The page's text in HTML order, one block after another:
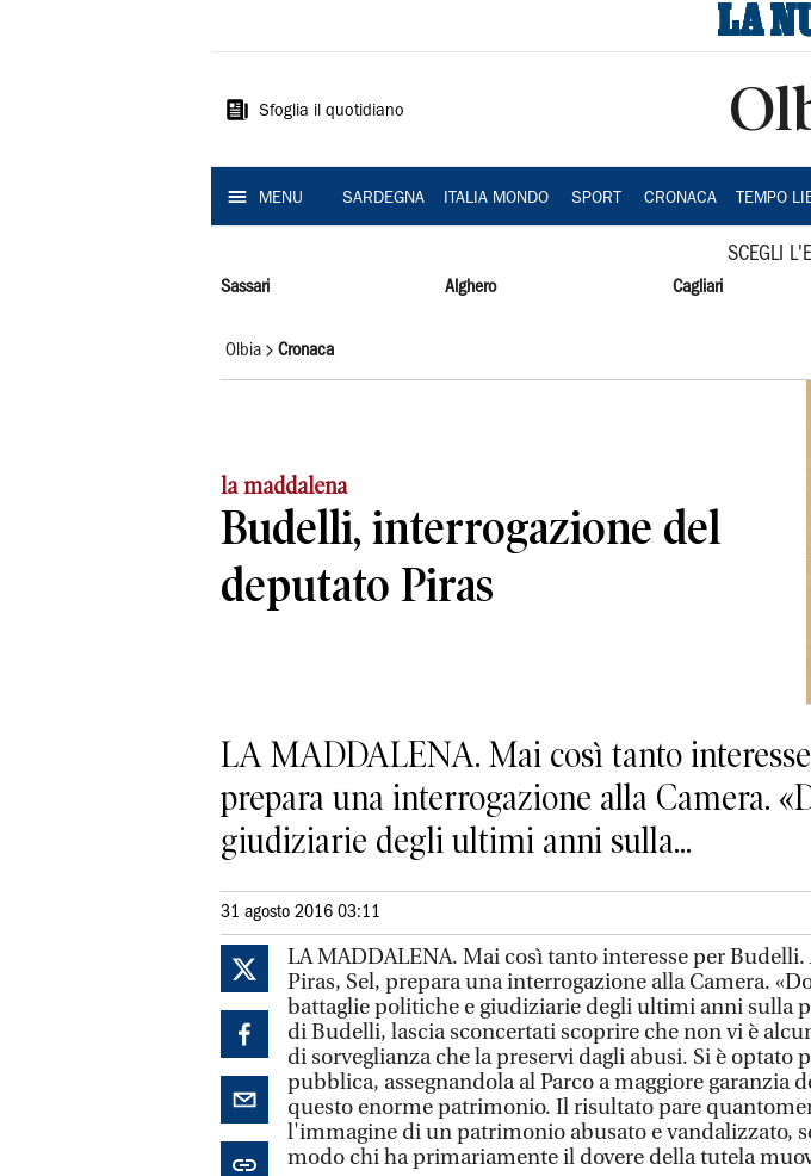
Sardegna
Sfoglia il quotidiano
MENU SARDEGNA ITALIA MONDO SPORT CRONACA TEMPO
SCEGLI
Sassari Alghero Cagliari
Olbia Cronaca
la maddalena
Budelli, interrogazione del
deputato Piras
LA MADDALENA. Mai così tanto
prepara una interrogazione alla Camera.
giudiziarie degli ultimi anni sulla...
31 agosto 2016 03:11
LA MADDALENA. Mai così tanto interesse per
Piras, Sel, prepara una interrogazione alla Camera.
battaglie politiche e giudiziarie degli ultimi anni sulla
di Budelli, lascia sconcertati scoprire che non vi è
di sorveglianza che la preservi dagli abusi. Si è optato
pubblica, assegnandola al Parco a maggiore garanzia
questo enorme patrimonio. Il risultato pare
l'immagine di un patrimonio abusato e vandalizzato,
modo chi ha primariamente il dovere della tutela